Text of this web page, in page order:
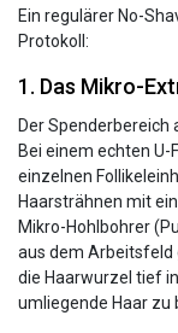
Ein regulärer No-
Protokoll:
1. Das Mikro-
Der
Bei einem echten U-
einzelnen
Haarsträhnen mit
Mikro-Hohlbohrer
aus dem Arbeitsfeld
die Haarwurzel tief
umliegende Haar zu